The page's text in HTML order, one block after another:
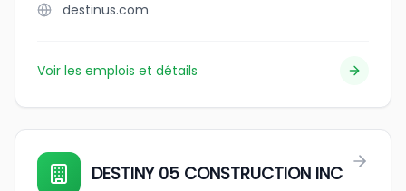
destinus.com
Voir les emplois et détails
DESTINY 05 CONSTRUCTION INC